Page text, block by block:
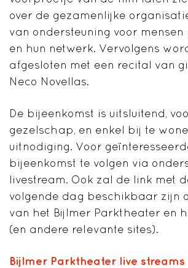
over de gezamenlijke
van ondersteuning voor
en hun netwerk. Vervolgens
afgesloten met een recital van
Neco Novellas.
De bijeenkomst is uitsluitend,
gezelschap, en enkel bij te
uitnodiging. Voor
bijeenkomst te volgen via
livestream. Ook zal de link met
volgende dag beschikbaar zijn
van het Bijlmer Parktheater en
(en andere relevante sites).
Bijlmer Parktheater live streams